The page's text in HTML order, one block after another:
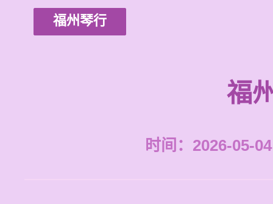
福州琴行
福
时间：2026-05-